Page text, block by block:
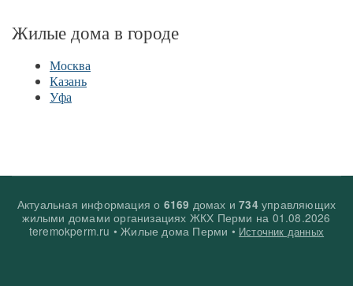
Жилые дома в городе
Москва
Казань
Уфа
Актуальная информация о 6169 домах и734управляющих
жилыми домами организациях ЖКХ Перми на 01.08.2026
teremokperm.ru • Жилые дома Перми • Источник данных